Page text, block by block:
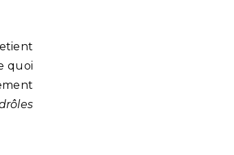
quoi